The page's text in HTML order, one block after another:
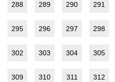
288 289 290 291
295 296 297 298
302 303 304 305
309 310 311 312